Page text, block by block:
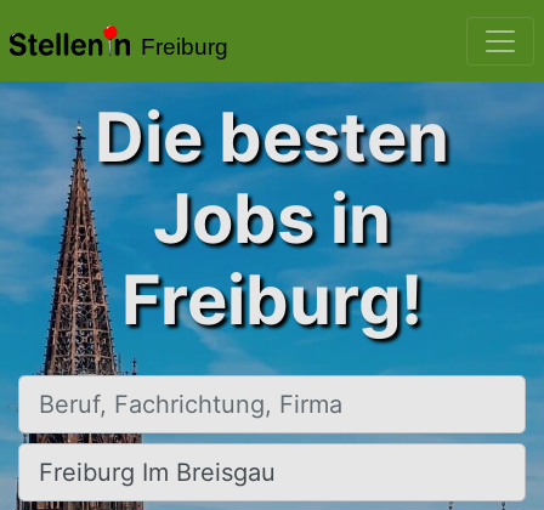
Freiburg
Die besten
Jobs in
Freiburg!
Beruf, Fachrichtung, Firma
Ort, Stadt